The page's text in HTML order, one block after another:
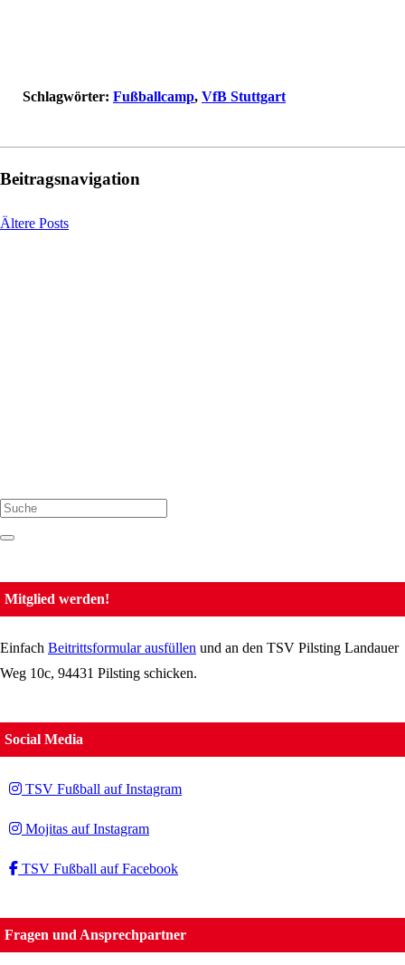
Schlagwörter: Fußballcamp, VfB Stuttgart
Beitragsnavigation
Ältere Posts
Suche
Mitglied werden!
Einfach Beitrittsformular ausfüllen und an den TSV Pilsting Landauer
Weg 10c, 94431 Pilsting schicken.
Social Media
TSV Fußball auf Instagram
Mojitas auf Instagram
TSV Fußball auf Facebook
Fragen und Ansprechpartner